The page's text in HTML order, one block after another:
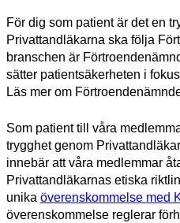
För dig som patient är det en
Privattandläkarna ska följa
branschen är
sätter patientsäkerheten i
Läs mer om
Som patient till våra
trygghet genom
innebär att våra medlemmar
Privattandläkarnas etiska
unika överenskommelse med
överenskommelse reglerar